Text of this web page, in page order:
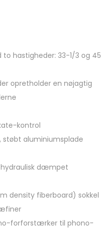
hastigheder: 33-1/3 og 45
opretholder en nøjagtig
kontrol
støbt aluminiumsplade
dæmpet
density fiberboard) sokkel
forforstærker til phono-